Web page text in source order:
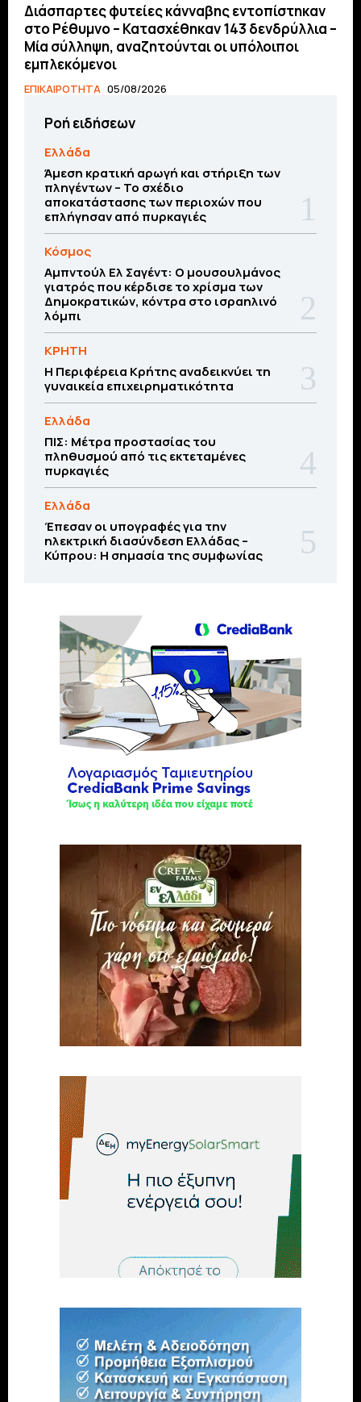
Διάσπαρτες φυτείες κάνναβης εντοπίστηκαν
στο Ρέθυμνο – Κατασχέθηκαν 143 δενδρύλλια –
Μία σύλληψη, αναζητούνται οι υπόλοιποι
εμπλεκόμενοι
ΕΠΙΚΑΙΡΟΤΗΤΑ 05/08/2026
Ροή ειδήσεων
Ελλάδα
Άμεση κρατική αρωγή και στήριξη των
πληγέντων – Το σχέδιο
αποκατάστασης των περιοχών που
επλήγησαν από πυρκαγιές
Κόσμος
Αμπντούλ Ελ Σαγέντ: Ο μουσουλμάνος
γιατρός που κέρδισε το χρίσμα των
Δημοκρατικών, κόντρα στο ισραηλινό
λόμπι
ΚΡΗΤΗ
Η Περιφέρεια Κρήτης αναδεικνύει τη
γυναικεία επιχειρηματικότητα
Ελλάδα
ΠΙΣ: Μέτρα προστασίας του
πληθυσμού από τις εκτεταμένες
πυρκαγιές
Ελλάδα
Έπεσαν οι υπογραφές για την
ηλεκτρική διασύνδεση Ελλάδας –
Κύπρου: H σημασία της συμφωνίας